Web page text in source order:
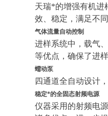
天瑞*的增强有机进
效、稳定，满足不
气体流量自动控制
进样系统中，载气
等优点，确保了进
蠕动泵
四通道全自动设计
稳定*的全固态射频电源
仪器采用的射频电